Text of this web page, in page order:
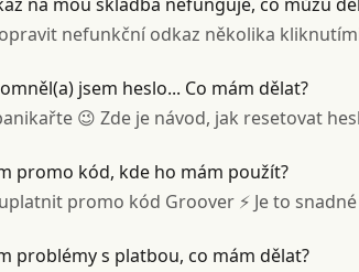
opravit nefunkční odkaz několika
jsem heslo... Co mám dělat?
😉 Zde je návod, jak resetovat
promo kód, kde ho mám použít?
promo kód Groover ⚡️ Je to snadné
problémy s platbou, co mám dělat?